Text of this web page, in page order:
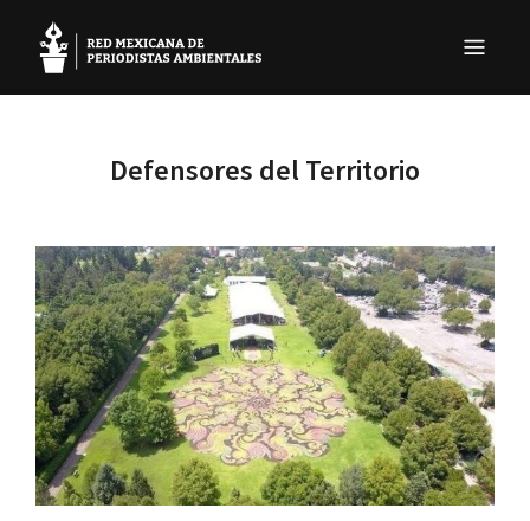
REMPA
Defensores del Territorio